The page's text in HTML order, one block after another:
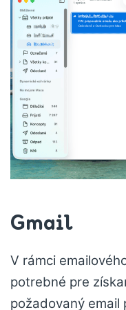
Gmail
V rámci
potrebné pre
požadovaný email